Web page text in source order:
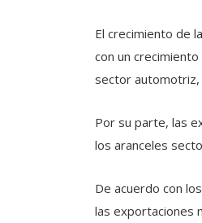
El crecimiento de
con un
sector automotriz,
Por su parte, las
los aranceles
De acuerdo con
las exportaciones